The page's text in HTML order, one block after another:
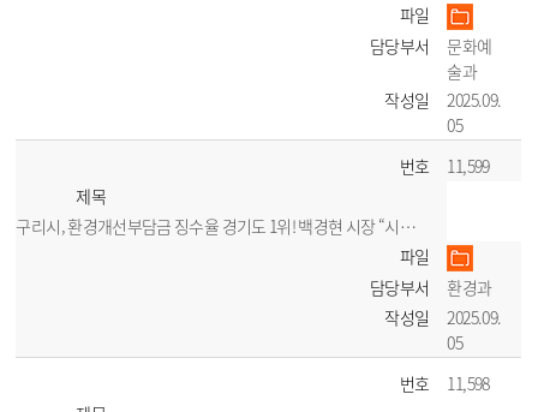
파일
담당부서
문화예
술과
작성일
2025.09.
05
번호
11,599
제목
구리시, 환경개선부담금 징수율 경기도 1위! 백경현 시장 “시민 체감 환경정책, 성
파일
담당부서
환경과
작성일
2025.09.
05
번호
11,598